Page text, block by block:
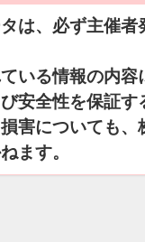
は、必ず主催
いる情報の内容
安全性を保証
害についても
ます。